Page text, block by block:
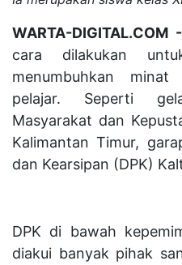
WARTA-DIGITAL.COM
cara dilakukan
menumbuhkan
pelajar. Seperti
Masyarakat dan
Kalimantan Timur,
dan Kearsipan (DPK)
DPK di bawah
diakui banyak pihak